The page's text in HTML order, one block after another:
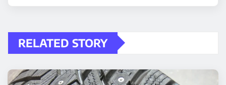
RELATED STORY